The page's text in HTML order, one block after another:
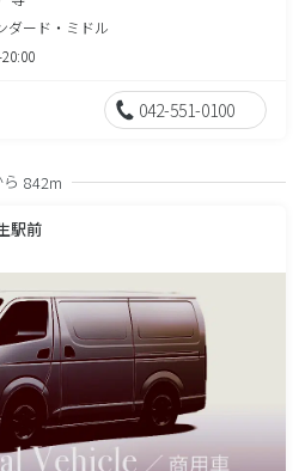
ダード・ミドル
042-551-0100
842m
駅前